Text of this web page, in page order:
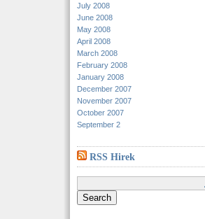
July 2008
June 2008
May 2008
April 2008
March 2008
February 2008
January 2008
December 2007
November 2007
October 2007
September 2
RSS Hirek